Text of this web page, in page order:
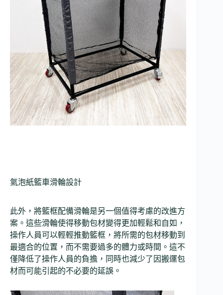
氣泡紙籃車滑輪設計
此外，將籃框配備滑輪是另一個值得考慮的改進方
案。這些滑輪使得移動包材變得更加輕鬆和自如，
操作人員可以輕輕推動籃框，將所需的包材移動到
最適合的位置，而不需要過多的體力或時間。這不
僅降低了操作人員的負擔，同時也減少了因搬運包
材而可能引起的不必要的延誤。